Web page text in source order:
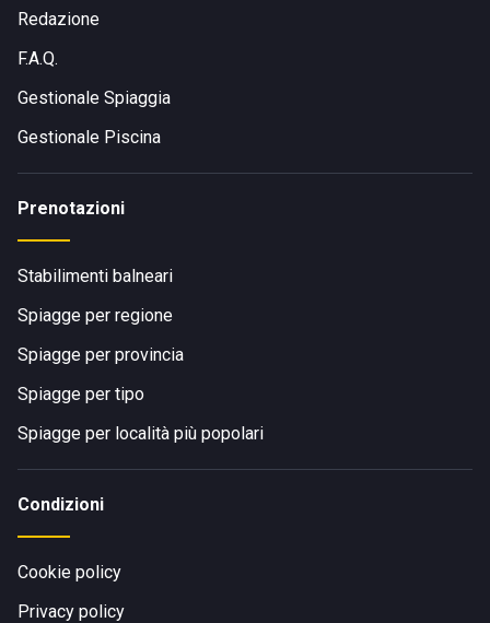
Redazione
F.A.Q.
Gestionale Spiaggia
Gestionale Piscina
Prenotazioni
Stabilimenti balneari
Spiagge per regione
Spiagge per provincia
Spiagge per tipo
Spiagge per località più popolari
Condizioni
Cookie policy
Privacy policy